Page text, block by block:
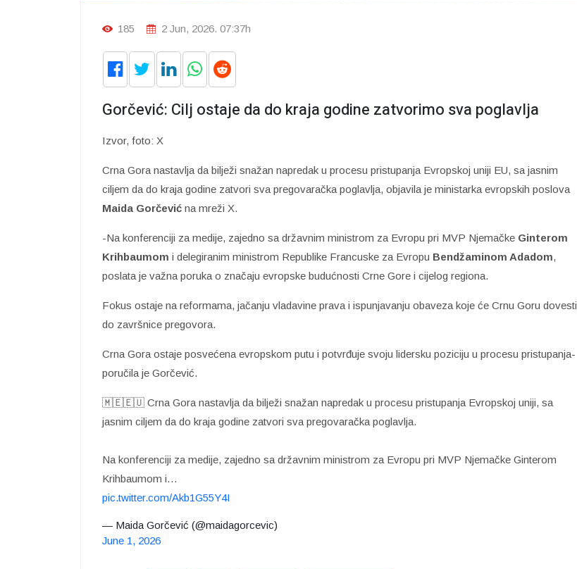
185 2 Jun, 2026. 07:37h
Gorčević: Cilj ostaje da do kraja godine zatvorimo sva poglavlja
Izvor, foto: X
Crna Gora nastavlja da bilježi snažan napredak u procesu pristupanja Evropskoj uniji EU, sa jasnim
ciljem da do kraja godine zatvori sva pregovaračka poglavlja, objavila je ministarka evropskih poslova
Maida Gorčević na mreži X.
-Na konferenciji za medije, zajedno sa državnim ministrom za Evropu pri MVP Njemačke Ginterom
Krihbaumom i delegiranim ministrom Republike Francuske za Evropu Bendžaminom Adadom,
poslata je važna poruka o značaju evropske budućnosti Crne Gore i cijelog regiona.
Fokus ostaje na reformama, jačanju vladavine prava i ispunjavanju obaveza koje će Crnu Goru dovesti
do završnice pregovora.
Crna Gora ostaje posvećena evropskom putu i potvrđuje svoju lidersku poziciju u procesu pristupanja-
poručila je Gorčević.
🇲🇪🇪🇺 Crna Gora nastavlja da bilježi snažan napredak u procesu pristupanja Evropskoj uniji, sa
jasnim ciljem da do kraja godine zatvori sva pregovaračka poglavlja.
Na konferenciji za medije, zajedno sa državnim ministrom za Evropu pri MVP Njemačke Ginterom
Krihbaumom i…
pic.twitter.com/Akb1G55Y4I
— Maida Gorčević (@maidagorcevic)
June 1, 2026